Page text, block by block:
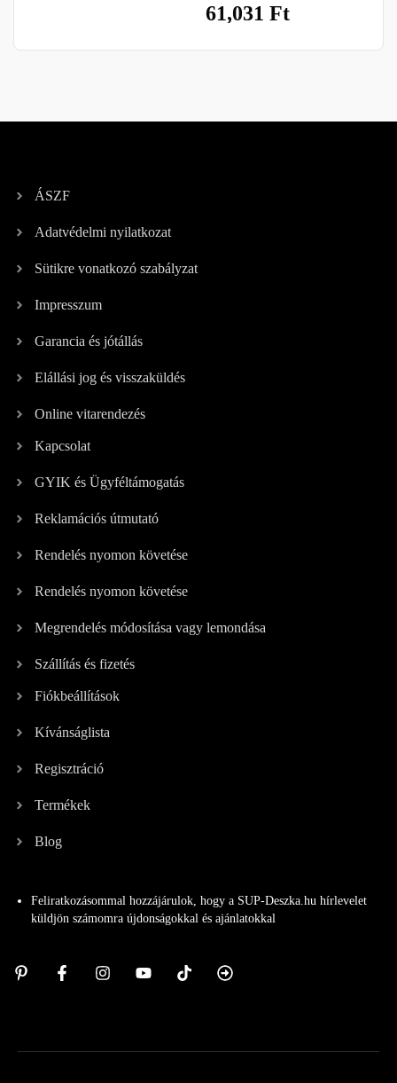
61,031 Ft
ÁSZF
Adatvédelmi nyilatkozat
Sütikre vonatkozó szabályzat
Impresszum
Garancia és jótállás
Elállási jog és visszaküldés
Online vitarendezés
Kapcsolat
GYIK és Ügyféltámogatás
Reklamációs útmutató
Rendelés nyomon követése
Rendelés nyomon követése
Megrendelés módosítása vagy lemondása
Szállítás és fizetés
Fiókbeállítások
Kívánságlista
Regisztráció
Termékek
Blog
Feliratkozásommal hozzájárulok, hogy a SUP-Deszka.hu hírlevelet
küldjön számomra újdonságokkal és ajánlatokkal